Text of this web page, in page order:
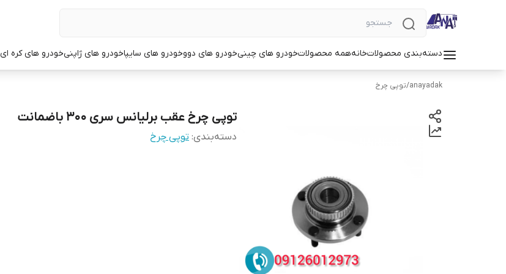
دسته‌بندی محصولاتخانههمه محصولاتخودرو های چینیخودرو های دووخودرو های سایپاخودرو های ژاپنیخودرو های کره ای
anayadak
/توپی چرخ
توپی چرخ عقب برلیانس سری 300 باضمانت
دسته‌بندی: توپی چرخ